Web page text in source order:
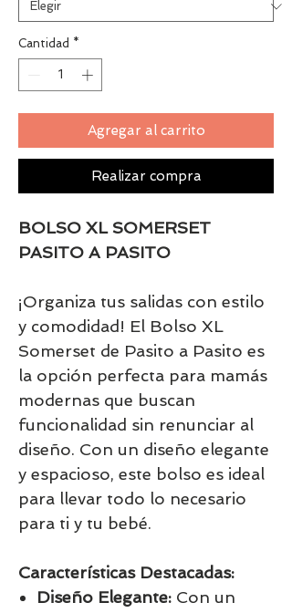
Cantidad *
Agregar al carrito
Realizar compra
BOLSO XL SOMERSET
PASITO A PASITO
¡Organiza tus salidas con estilo
y comodidad! El Bolso XL
Somerset de Pasito a Pasito es
la opción perfecta para mamás
modernas que buscan
funcionalidad sin renunciar al
diseño. Con un diseño elegante
y espacioso, este bolso es ideal
para llevar todo lo necesario
para ti y tu bebé.
Características Destacadas:
Diseño Elegante: Con un